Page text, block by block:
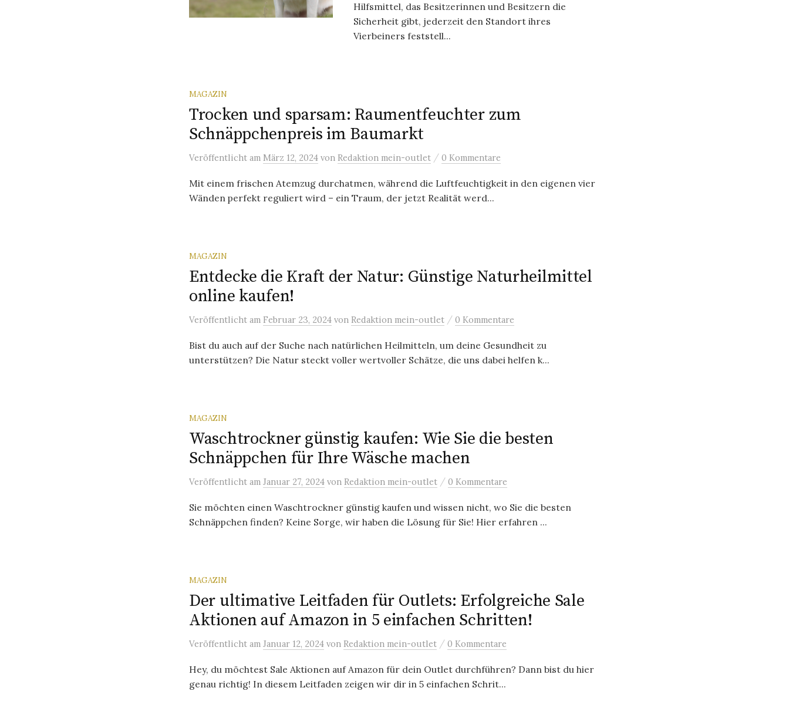
Hilfsmittel, das Besitzerinnen und Besitzern die
Sicherheit gibt, jederzeit den Standort ihres
Vierbeiners feststell...
MAGAZIN
Trocken und sparsam: Raumentfeuchter zum
Schnäppchenpreis im Baumarkt
Veröffentlicht am März 12, 2024 von Redaktion mein-outlet / 0 Kommentare
Mit einem frischen Atemzug durchatmen, während die Luftfeuchtigkeit in den eigenen vier
Wänden perfekt reguliert wird – ein Traum, der jetzt Realität werd...
MAGAZIN
Entdecke die Kraft der Natur: Günstige Naturheilmittel
online kaufen!
Veröffentlicht am Februar 23, 2024 von Redaktion mein-outlet / 0 Kommentare
Bist du auch auf der Suche nach natürlichen Heilmitteln, um deine Gesundheit zu
unterstützen? Die Natur steckt voller wertvoller Schätze, die uns dabei helfen k...
MAGAZIN
Waschtrockner günstig kaufen: Wie Sie die besten
Schnäppchen für Ihre Wäsche machen
Veröffentlicht am Januar 27, 2024 von Redaktion mein-outlet / 0 Kommentare
Sie möchten einen Waschtrockner günstig kaufen und wissen nicht, wo Sie die besten
Schnäppchen finden? Keine Sorge, wir haben die Lösung für Sie! Hier erfahren ...
MAGAZIN
Der ultimative Leitfaden für Outlets: Erfolgreiche Sale
Aktionen auf Amazon in 5 einfachen Schritten!
Veröffentlicht am Januar 12, 2024 von Redaktion mein-outlet / 0 Kommentare
Hey, du möchtest Sale Aktionen auf Amazon für dein Outlet durchführen? Dann bist du hier
genau richtig! In diesem Leitfaden zeigen wir dir in 5 einfachen Schrit...